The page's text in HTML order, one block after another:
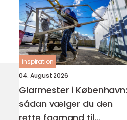
inspiration
04. August 2026
Glarmester i København:
sådan vælger du den
rette fagmand til